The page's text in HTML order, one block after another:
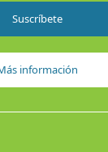
Suscríbete
información